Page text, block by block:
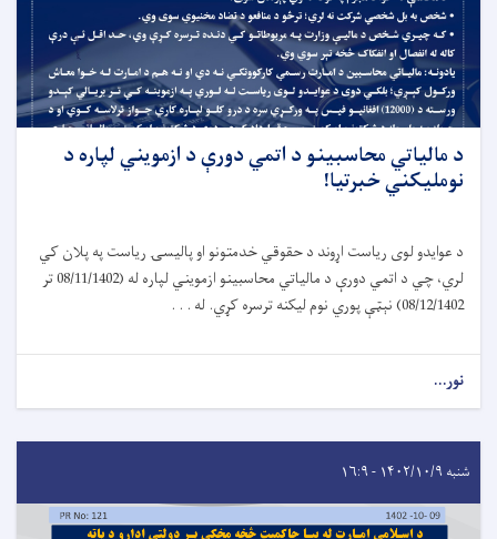
د مالياتي محاسبينو د اتمي دورې د ازمويني لپاره د
نومليکني خبرتیا!
د عوایدو لوی ریاست اړوند د حقوقي خدمتونو او پالیسۍ ریاست په پلان کي
لري، چي د اتمي دورې د مالیاتي محاسبینو ازمویني لپاره له (08/11/1402 تر
08/12/1402) نېټې پوري نوم لیکنه ترسره کړي. له . . .
نور...
شنبه ۱۴۰۲/۱۰/۹ - ۱۶:۹